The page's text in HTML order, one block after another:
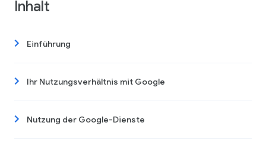
Inhalt
Einführung
Ihr Nutzungsverhältnis mit Google
Nutzung der Google-Dienste